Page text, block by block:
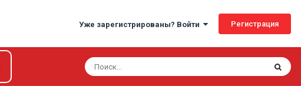
Уже зарегистрированы? Войти Регистрация